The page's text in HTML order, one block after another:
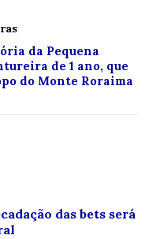
da Pequena
de 1 ano, que
do Monte Roraima
das bets será